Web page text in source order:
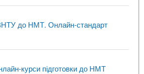
ВНТУ до НМТ. Онлайн-стандарт
курси підготовки до НМТ